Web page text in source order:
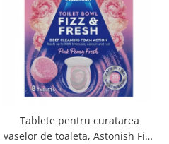
Tablete pentru curatarea
vaselor de toaleta, Astonish Fizz